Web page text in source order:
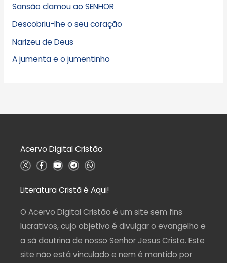
Sansão clamou ao SENHOR
Descobriu-lhe o seu coração
Narizeu de Deus
A jumenta e o jumentinho
Acervo Digital Cristão
I
n
a
g
a
m
F
a
b
o
k
-
f
Y
o
u
b
T
e
g
r
m
W
h
s
a
p
Literatura Cristã é Aqui!
O Acervo Digital Cristão é um site sem fins
lucrativos, cujo objetivo é divulgar o evangelho e
a sã doutrina de nosso Senhor Jesus Cristo. Este
site não está vinculado e nem é mantido por